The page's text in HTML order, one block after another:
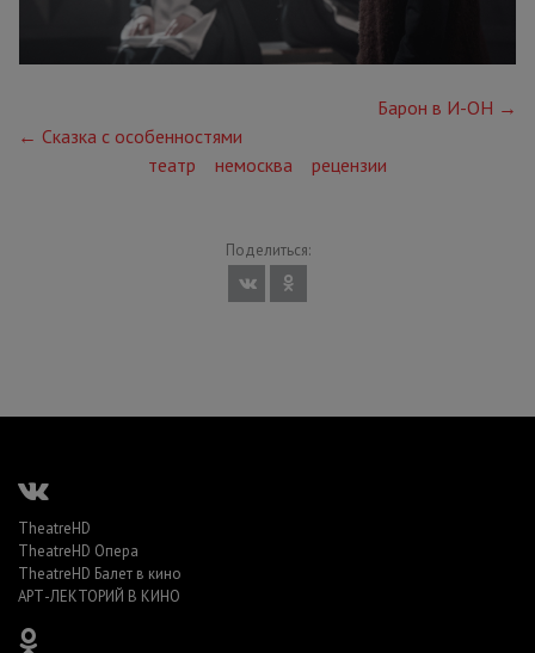
Барон в И-ОН →
← Сказка с особенностями
театр
немосква рецензии
Поделиться:
TheatreHD
TheatreHD Опера
TheatreHD Балет в кино
АРТ-ЛЕКТОРИЙ В КИНО